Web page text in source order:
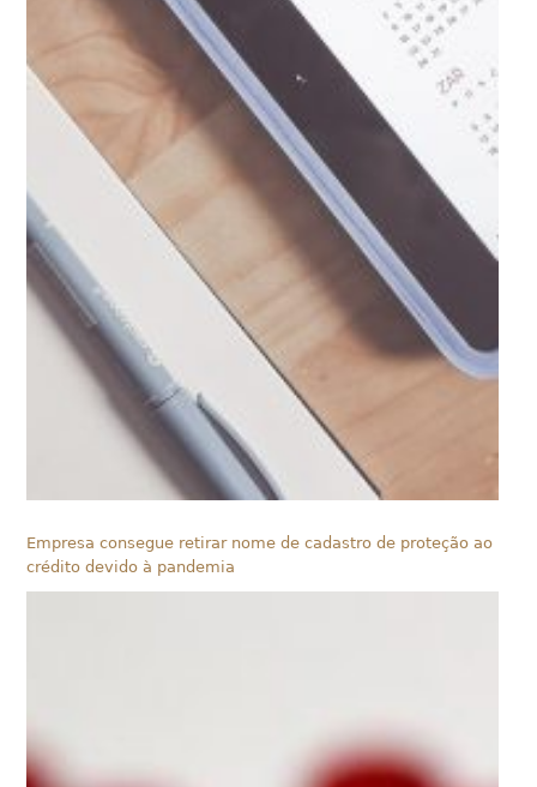
Empresa consegue retirar nome de cadastro de proteção ao
crédito devido à pandemia